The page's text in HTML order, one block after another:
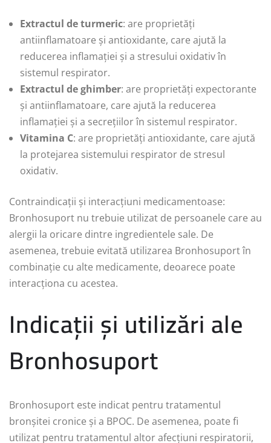
Extractul de turmeric: are proprietăți
antiinflamatoare și antioxidante, care ajută la
reducerea inflamației și a stresului oxidativ în
sistemul respirator.
Extractul de ghimber: are proprietăți expectorante
și antiinflamatoare, care ajută la reducerea
inflamației și a secrețiilor în sistemul respirator.
Vitamina C: are proprietăți antioxidante, care ajută
la protejarea sistemului respirator de stresul
oxidativ.
Contraindicații și interacțiuni medicamentoase:
Bronhosuport nu trebuie utilizat de persoanele care au
alergii la oricare dintre ingredientele sale. De
asemenea, trebuie evitată utilizarea Bronhosuport în
combinație cu alte medicamente, deoarece poate
interacționa cu acestea.
Indicații și utilizări ale
Bronhosuport
Bronhosuport este indicat pentru tratamentul
bronșitei cronice și a BPOC. De asemenea, poate fi
utilizat pentru tratamentul altor afecțiuni respiratorii,